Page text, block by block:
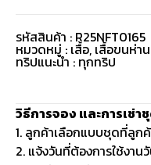
รหัสสินค้า : R25NFT0165
หมวดหมู่ : เสื้อ, เสื้อขนห่าน
ทริปแนะนำ : ทุกทริป
วิธีการจอง และการเช่า
1. ลูกค้าเลือกแบบชุดที่ลูก
2. แจ้งวันที่ต้องการใช้งา